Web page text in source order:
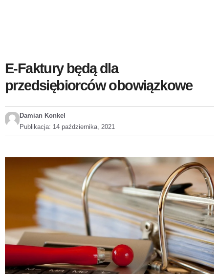
E-Faktury będą dla
przedsiębiorców obowiązkowe
Damian Konkel
Publikacja: 14 października, 2021